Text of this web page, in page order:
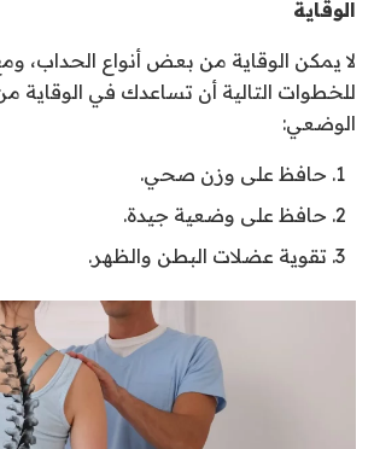
الوقاية
لا يمكن الوقاية من بعض أنواع الحداب،
للخطوات التالية أن تساعدك في الوقاية
الوضعي:
حافظ على وزن صحي.
حافظ على وضعية جيدة.
تقوية عضلات البطن والظهر.